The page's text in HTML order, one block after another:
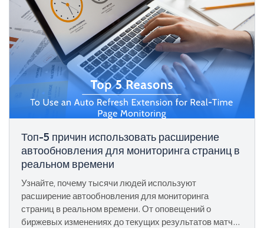
Топ-5 причин использовать расширение
автообновления для мониторинга страниц в
реальном времени
Узнайте, почему тысячи людей используют
расширение автообновления для мониторинга
страниц в реальном времени. От оповещений о
биржевых изменениях до текущих результатов матчей